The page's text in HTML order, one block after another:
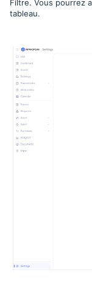
Filtre. Vous pourrez
tableau.